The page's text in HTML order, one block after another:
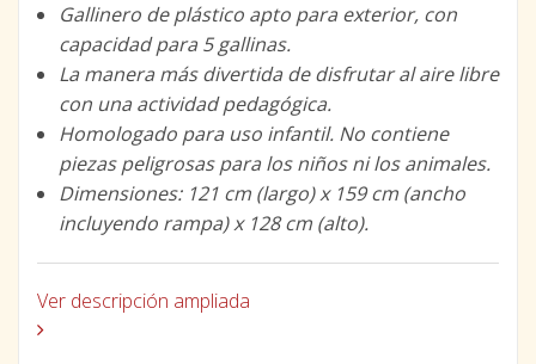
Gallinero de plástico apto para exterior, con
capacidad para 5 gallinas.
La manera más divertida de disfrutar al aire libre
con una actividad pedagógica.
Homologado para uso infantil. No contiene
piezas peligrosas para los niños ni los animales.
Dimensiones: 121 cm (largo) x 159 cm (ancho
incluyendo rampa) x 128 cm (alto).
Ver descripción ampliada